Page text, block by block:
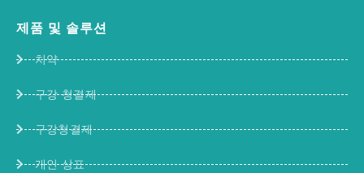
제품 및 솔루션
치약
구강 청결제
구강청결제
개인 상표